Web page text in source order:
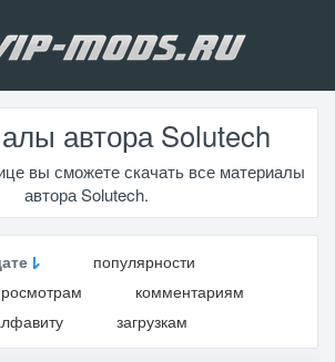
автора Solutech
вы сможете скачать все материалы
автора Solutech.
популярности
комментариям
загрузкам